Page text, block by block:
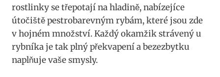
rostlinky se třepotají na hladině, nabízejíce
útočiště pestrobarevným rybám, které jsou zde
v hojném množství. Každý okamžik strávený u
rybníka je tak plný překvapení a bezezbytku
naplňuje vaše smysly.